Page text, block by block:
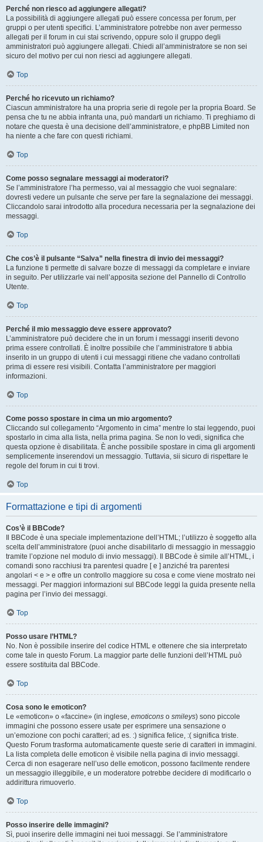
Perché non riesco ad aggiungere allegati?
La possibilità di aggiungere allegati può essere concessa per forum, per
gruppi o per utenti specifici. L’amministratore potrebbe non aver permesso
allegati per il forum in cui stai scrivendo, oppure solo il gruppo degli
amministratori può aggiungere allegati. Chiedi all’amministratore se non sei
sicuro del motivo per cui non riesci ad aggiungere allegati.
Top
Perché ho ricevuto un richiamo?
Ciascun amministratore ha una propria serie di regole per la propria Board. Se
pensa che tu ne abbia infranta una, può mandarti un richiamo. Ti preghiamo di
notare che questa è una decisione dell’amministratore, e phpBB Limited non
ha niente a che fare con questi richiami.
Top
Come posso segnalare messaggi ai moderatori?
Se l’amministratore l’ha permesso, vai al messaggio che vuoi segnalare:
dovresti vedere un pulsante che serve per fare la segnalazione dei messaggi.
Cliccandolo sarai introdotto alla procedura necessaria per la segnalazione dei
messaggi.
Top
Che cos’è il pulsante “Salva” nella finestra di invio dei messaggi?
La funzione ti permette di salvare bozze di messaggi da completare e inviare
in seguito. Per utilizzarle vai nell’apposita sezione del Pannello di Controllo
Utente.
Top
Perché il mio messaggio deve essere approvato?
L’amministratore può decidere che in un forum i messaggi inseriti devono
prima essere controllati. È inoltre possibile che l’amministratore ti abbia
inserito in un gruppo di utenti i cui messaggi ritiene che vadano controllati
prima di essere resi visibili. Contatta l’amministratore per maggiori
informazioni.
Top
Come posso spostare in cima un mio argomento?
Cliccando sul collegamento “Argomento in cima” mentre lo stai leggendo, puoi
spostarlo in cima alla lista, nella prima pagina. Se non lo vedi, significa che
questa opzione è disabilitata. È anche possibile spostare in cima gli argomenti
semplicemente inserendovi un messaggio. Tuttavia, sii sicuro di rispettare le
regole del forum in cui ti trovi.
Top
Formattazione e tipi di argomenti
Cos’è il BBCode?
Il BBCode è una speciale implementazione dell’HTML; l’utilizzo è soggetto alla
scelta dell’amministratore (puoi anche disabilitarlo di messaggio in messaggio
tramite l’opzione nel modulo di invio messaggi). Il BBCode è simile all’HTML, i
comandi sono racchiusi tra parentesi quadre [ e ] anziché tra parentesi
angolari < e > e offre un controllo maggiore su cosa e come viene mostrato nei
messaggi. Per maggiori informazioni sul BBCode leggi la guida presente nella
pagina per l’invio dei messaggi.
Top
Posso usare l’HTML?
No. Non è possibile inserire del codice HTML e ottenere che sia interpretato
come tale in questo Forum. La maggior parte delle funzioni dell’HTML può
essere sostituita dal BBCode.
Top
Cosa sono le emoticon?
Le «emoticon» o «faccine» (in inglese, emoticons o smileys) sono piccole
immagini che possono essere usate per esprimere una sensazione o
un’emozione con pochi caratteri; ad es. :) significa felice, :( significa triste.
Questo Forum trasforma automaticamente queste serie di caratteri in immagini.
La lista completa delle emoticon è visibile nella pagina di invio messaggi.
Cerca di non esagerare nell’uso delle emoticon, possono facilmente rendere
un messaggio illeggibile, e un moderatore potrebbe decidere di modificarlo o
addirittura rimuoverlo.
Top
Posso inserire delle immagini?
Sì, puoi inserire delle immagini nei tuoi messaggi. Se l’amministratore